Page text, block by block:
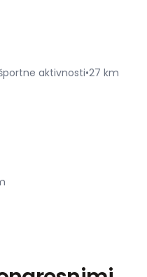
aktivnosti•27 km